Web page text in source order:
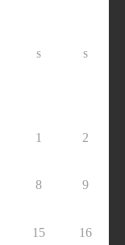
S S
1 2
8 9
15 16